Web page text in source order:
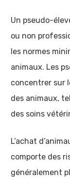
Un pseudo-
ou non
les normes
animaux. Les
concentrer sur
des animaux,
des soins
L’achat
comporte des
généralement